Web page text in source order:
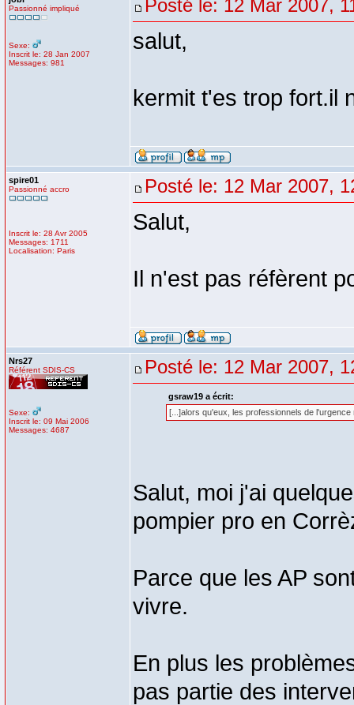
Passionné impliqué
Sexe:
Inscrit le: 28 Jan 2007
Messages: 981
Posté le: 12 Mar 2007,
salut,
kermit t'es trop fort.il
spire01
Passionné accro
Inscrit le: 28 Avr 2005
Messages: 1711
Localisation: Paris
Posté le: 12 Mar 2007,
Salut,
Il n'est pas réfèrent
Nrs27
Référent SDIS-CS
Sexe:
Inscrit le: 09 Mai 2006
Messages: 4687
Posté le: 12 Mar 2007,
gsraw19 a écrit:
[...]alors qu'eux, les professionnels de l'urgence
Salut, moi j'ai
pompier pro en
Parce que les AP
vivre.
En plus les
pas partie des